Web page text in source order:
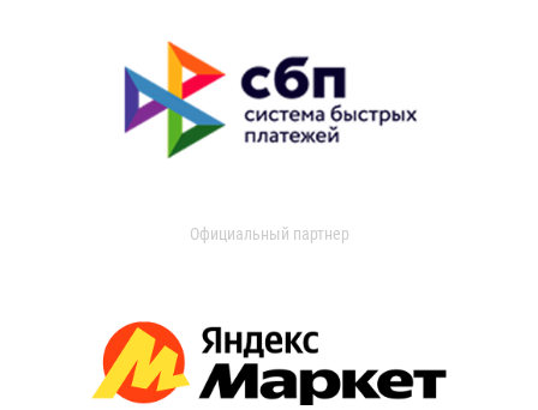
Официальный партнер